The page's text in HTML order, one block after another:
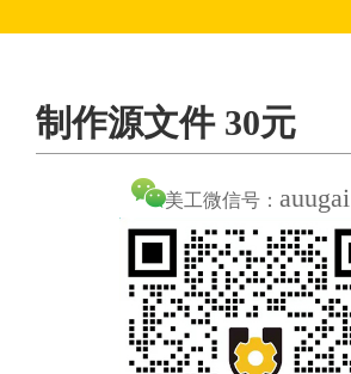
制作源文件 30元
美工微信号： auugai